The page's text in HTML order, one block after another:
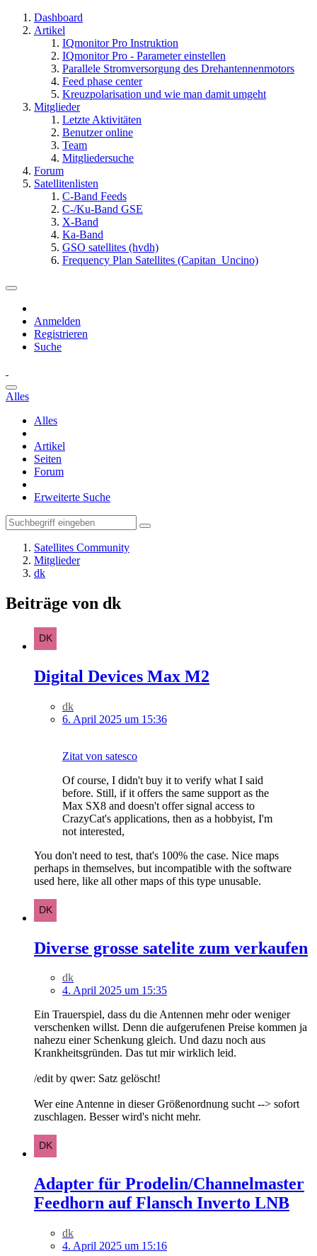
Dashboard
Artikel
IQmonitor Pro Instruktion
IQmonitor Pro - Parameter einstellen
Parallele Stromversorgung des Drehantennenmotors
Feed phase center
Kreuzpolarisation und wie man damit umgeht
Mitglieder
Letzte Aktivitäten
Benutzer online
Team
Mitgliedersuche
Forum
Satellitenlisten
C-Band Feeds
C-/Ku-Band GSE
X-Band
Ka-Band
GSO satellites (hvdh)
Frequency Plan Satellites (Capitan_Uncino)
Anmelden
Registrieren
Suche
Alles
Alles
Artikel
Seiten
Forum
Erweiterte Suche
Satellites Community
Mitglieder
dk
Beiträge von dk
Digital Devices Max M2
dk
6. April 2025 um 15:36
Zitat von satesco
Of course, I didn't buy it to verify what I said
before. Still, if it offers the same support as the
Max SX8 and doesn't offer signal access to
CrazyCat's applications, then as a hobbyist, I'm
not interested,
You don't need to test, that's 100% the case. Nice maps
perhaps in themselves, but incompatible with the software
used here, like all other maps of this type unusable.
Diverse grosse satelite zum verkaufen
dk
4. April 2025 um 15:35
Ein Trauerspiel, dass du die Antennen mehr oder weniger
verschenken willst. Denn die aufgerufenen Preise kommen ja
nahezu einer Schenkung gleich. Und dazu noch aus
Krankheitsgründen. Das tut mir wirklich leid.
/edit by qwer: Satz gelöscht!
Wer eine Antenne in dieser Größenordnung sucht --> sofort
zuschlagen. Besser wird's nicht mehr.
Adapter für Prodelin/Channelmaster
Feedhorn auf Flansch Inverto LNB
dk
4. April 2025 um 15:16